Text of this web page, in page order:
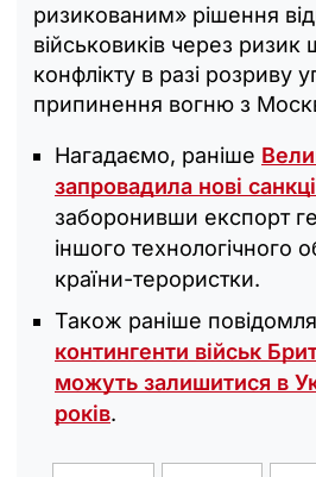
ризикованим» рішення
військовиків через
конфлікту в разі розриву
припинення вогню з
Нагадаємо, раніше
запровадила нові
заборонивши експорт
іншого технологічного
країни-терористки.
Також раніше
контингенти військ
можуть залишитися в
років.